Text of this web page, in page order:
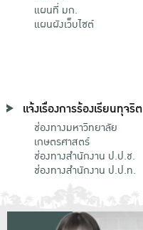
แผนที่ มก.
แผนผังเว็บไซต์
แจ้งเรื่องการร้องเรียนทุจริต
ช่องทางมหาวิทยาลัย
เกษตรศาสตร์
ช่องทางสำนักงาน ป.ป.ช.
ช่องทางสำนักงาน ป.ป.ท.